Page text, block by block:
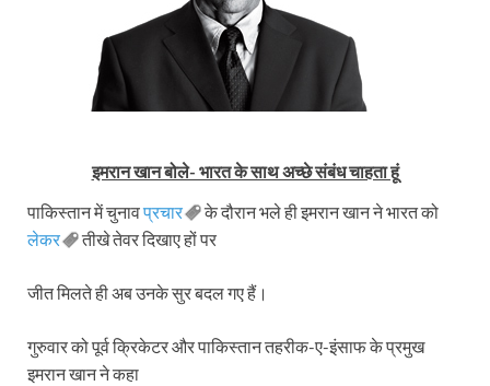
इमरान खान बोले- भारत के साथ अच्छे संबंध चाहता हूं
पाकिस्तान में चुनावप्रचार
के दौरान भले ही इमरान खान ने भारत को
लेकर
तीखे तेवर दिखाए हों पर
जीत मिलते ही अब उनके सुर बदल गए हैं।
गुरुवार को पूर्व क्रिकेटर और पाकिस्तान तहरीक-ए-इंसाफ के प्रमुख
इमरान खान ने कहा